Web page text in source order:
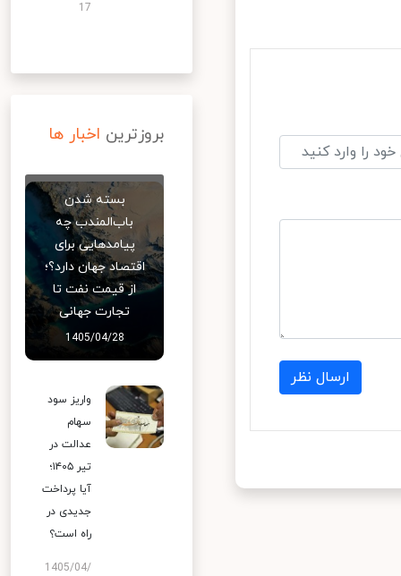
ارسال نظر
17
بروزترین اخبار ها
بسته شدن
باب‌المندب چه
پیامدهایی برای
اقتصاد جهان دارد؟؛
از قیمت نفت تا
تجارت جهانی
1405/04/28
واریز سود
سهام
عدالت در
تیر ۱۴۰۵؛
آیا پرداخت
جدیدی در
راه است؟
1405/04/